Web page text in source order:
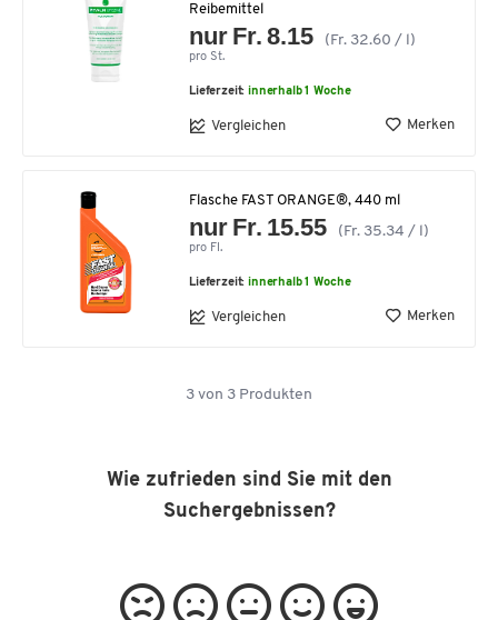
Reibemittel
nur Fr. 8.15 (Fr. 32.60 / l)
pro St.
Lieferzeit:innerhalb 1 Woche
Vergleichen Merken
Flasche FAST ORANGE®, 440 ml
nur Fr. 15.55 (Fr. 35.34 / l)
pro Fl.
Lieferzeit:innerhalb 1 Woche
Vergleichen Merken
3 von 3 Produkten
Wie zufrieden sind Sie mit den
Suchergebnissen?